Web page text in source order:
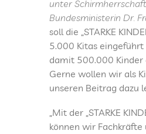
unter
Bundesministerin Dr.
soll die „STARKE
5.000 Kitas
damit 500.000 Kinder
Gerne wollen wir als
unseren Beitrag dazu
„Mit der „STARKE
können wir Fachkräfte